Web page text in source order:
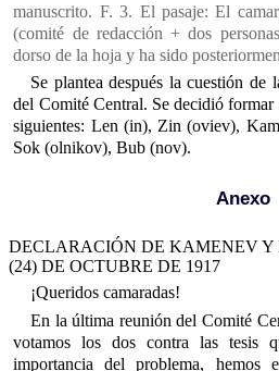
manuscrito. F. 3. El pasaje: El
(comité de redacción + dos
dorso de la hoja y ha sido
Se plantea después la cuestión
del Comité Central. Se decidió
siguientes: Len (in), Zin (oviev),
Sok (olnikov), Bub (nov).
Anexo
DECLARACIÓN DE KAMENEV Y
(24) DE OCTUBRE DE 1917
¡Queridos camaradas!
En la última reunión del Comité
votamos los dos contra las tesis
importancia del problema, hemos